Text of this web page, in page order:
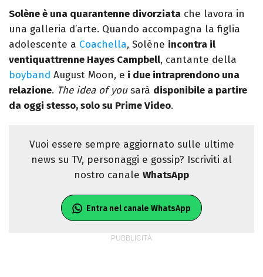
come Fashion Editor. Si specializza poi in
Comunicazione digitale, Giornalismo e
Nuovi media presso La Sapienza,
collaborando con alcune testate ed uffici
stampa.
Solène è una quarantenne divorziata che lavora in
una galleria d’arte. Quando accompagna la figlia
adolescente a Coachella, Solène incontra il
ventiquattrenne Hayes Campbell, cantante della
boyband August Moon, e i due intraprendono una
relazione. The idea of yousarà disponibile a partire
da oggi stesso, solo su Prime Video.
Vuoi essere sempre aggiornato sulle ultime
news su TV, personaggi e gossip? Iscriviti al
nostro canale WhatsApp
Entra nel canale WhatsApp